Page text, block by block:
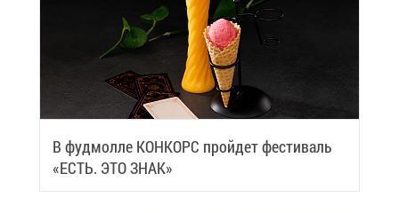
В фуд­мол­ле КОН­КОРС прой­дет фе­сти­валь
«ЕСТЬ. ЭТО ЗНАК»